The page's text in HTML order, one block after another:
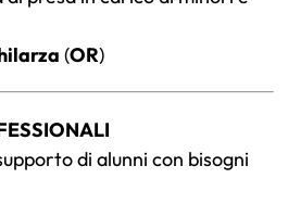
(OR)
di alunni con bisogni